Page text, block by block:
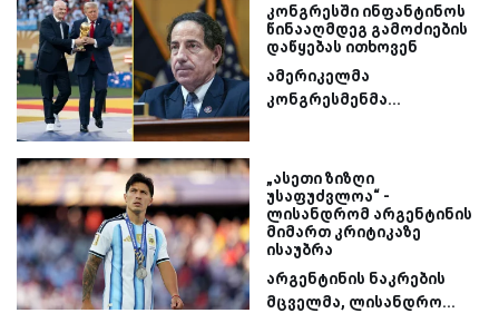
კონგრესში ინფანტინოს
წინააღმდეგ გამოძიების
დაწყებას ითხოვენ
ამერიკელმა
კონგრესმენმა...
„ასეთი ზიზღი
უსაფუძვლოა“ -
ლისანდრომ არგენტინის
მიმართ კრიტიკაზე
ისაუბრა
არგენტინის ნაკრების
მცველმა, ლისანდრო...